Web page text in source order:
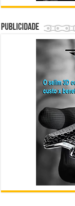
Publicidade